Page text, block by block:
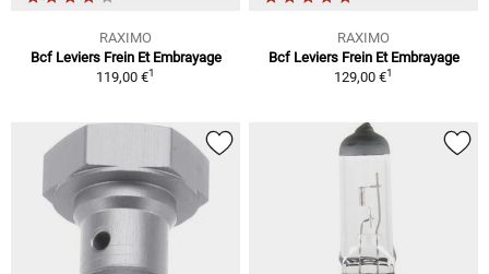
RAXIMO
Bcf Leviers Frein Et Embrayage
119,00 €1
RAXIMO
Bcf Leviers Frein Et Embrayage
129,00 €1